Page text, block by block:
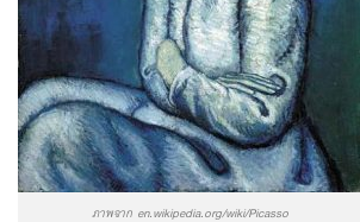
ภาพจาก en.wikipedia.org/wiki/Picasso